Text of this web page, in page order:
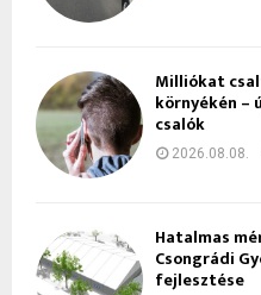
Milliókat
környékén –
csalók
2026.08.08.
Hatalmas
Csongrádi
fejlesztése